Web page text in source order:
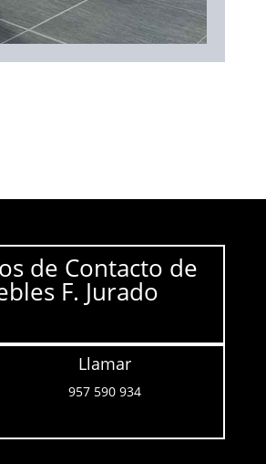
de Contacto de
F. Jurado
Llamar
957 590 934